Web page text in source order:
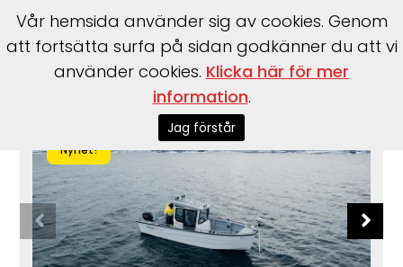
>725 Pro Cabin
Nyhet!
Vår hemsida använder sig av cookies. Genom
att fortsätta surfa på sidan godkänner du att vi
använder cookies. Klicka här för mer
information.
Jag förstår